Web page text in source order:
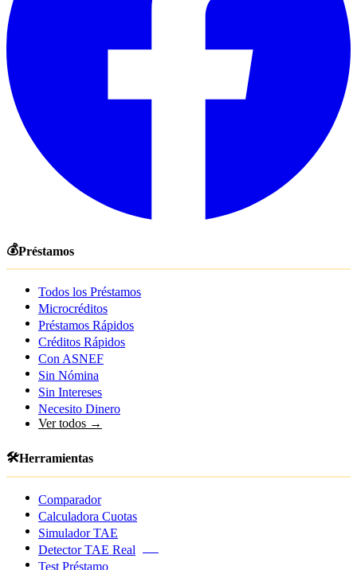
💰Préstamos
Todos los Préstamos
Microcréditos
Préstamos Rápidos
Créditos Rápidos
Con ASNEF
Sin Nómina
Sin Intereses
Necesito Dinero
Ver todos →
🛠️Herramientas
Comparador
Calculadora Cuotas
Simulador TAE
Detector TAE Real
Test Préstamo